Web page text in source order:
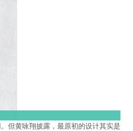
但黄咏翔披露，最原初的设计其实是